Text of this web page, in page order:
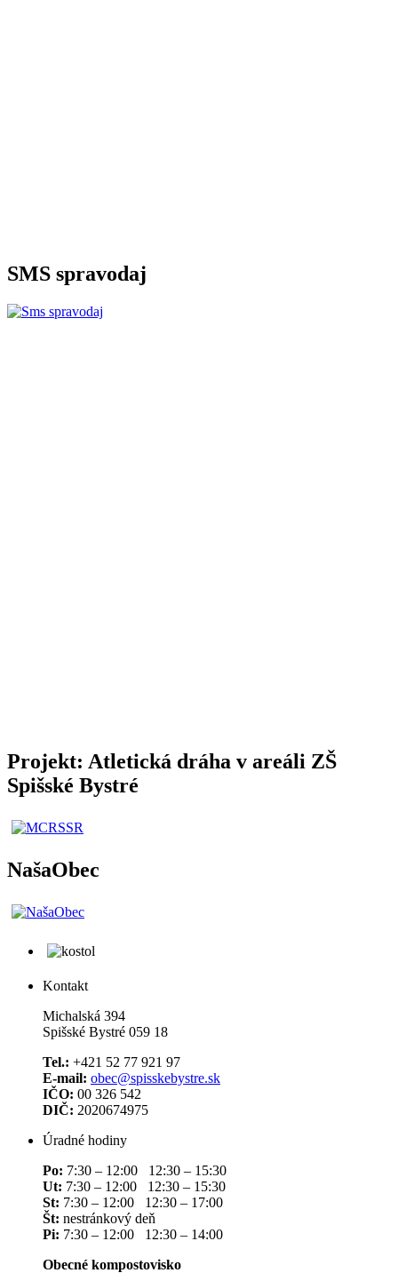
SMS spravodaj
Projekt: Atletická dráha v areáli ZŠ
Spišské Bystré
NašaObec
Kontakt
Michalská 394
Spišské Bystré 059 18
Tel.: +421 52 77 921 97
E-mail: obec@spisskebystre.sk
IČO: 00 326 542
DIČ: 2020674975
Úradné hodiny
Po: 7:30 – 12:00 12:30 – 15:30
Ut: 7:30 – 12:00 12:30 – 15:30
St: 7:30 – 12:00 12:30 – 17:00
Št: nestránkový deň
Pi: 7:30 – 12:00 12:30 – 14:00
Obecné kompostovisko